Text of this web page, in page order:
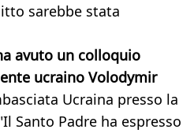
sarebbe stata
avuto un colloquio
ucraino Volodymir
Ucraina presso la
Santo Padre ha espresso